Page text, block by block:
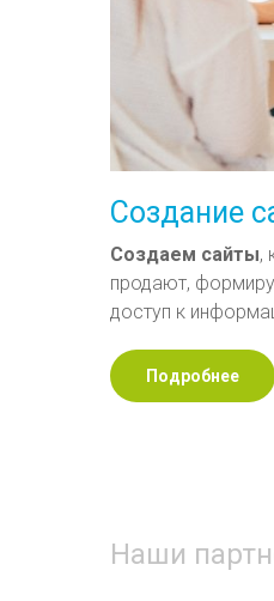
Создание
Создаем сайты,
продают,
доступ к
Подробнее
Наши